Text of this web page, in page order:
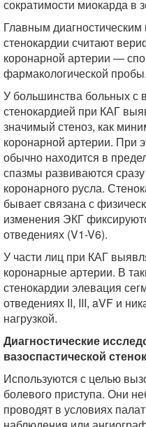
сократимости миокарда в
Главным диагностическим
стенокардии считают
коронарной артерии —
фармакологической пробы.
У большинства больных с
стенокардией при КАГ
значимый стеноз, как
коронарной артерии. При
обычно находится в
спазмы развиваются сразу
коронарного русла.
бывает связана с
изменения ЭКГ
отведениях (V1-V6).
У части лиц при КАГ
коронарные артерии. В
стенокардии элевация
отведениях II, III, aVF и
нагрузкой.
Диагностические
вазоспастической
Используются с целью
болевого приступа. Они
проводят в условиях